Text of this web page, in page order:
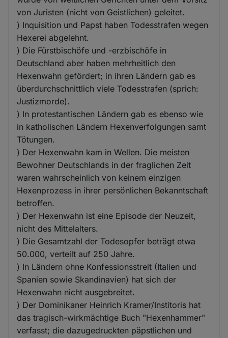
von Juristen (nicht von Geistlichen) geleitet.
) Inquisition und Papst haben Todesstrafen wegen
Hexerei abgelehnt.
) Die Fürstbischöfe und -erzbischöfe in
Deutschland aber haben mehrheitlich den
Hexenwahn gefördert; in ihren Ländern gab es
überdurchschnittlich viele Todesstrafen (sprich:
Justizmorde).
) In protestantischen Ländern gab es ebenso wie
in katholischen Ländern Hexenverfolgungen samt
Tötungen.
) Der Hexenwahn kam in Wellen. Die meisten
Bewohner Deutschlands in der fraglichen Zeit
waren wahrscheinlich von keinem einzigen
Hexenprozess in ihrer persönlichen Bekanntschaft
betroffen.
) Der Hexenwahn ist eine Episode der Neuzeit,
nicht des Mittelalters.
) Die Gesamtzahl der Todesopfer beträgt etwa
50.000, verteilt auf 250 Jahre.
) In Ländern ohne Konfessionsstreit (Italien und
Spanien sowie Skandinavien) hat sich der
Hexenwahn nicht ausgebreitet.
) Der Dominikaner Heinrich Kramer/Institoris hat
das tragisch-wirkmächtige Buch "Hexenhammer"
verfasst; die dazugedruckten päpstlichen und